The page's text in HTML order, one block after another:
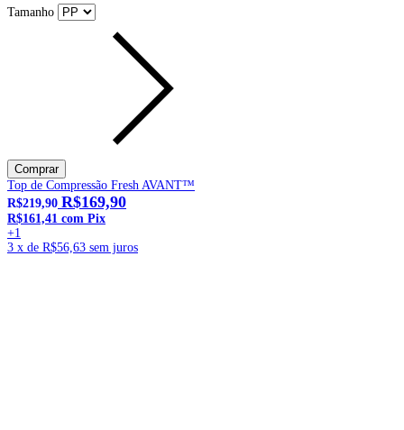
Tamanho
Top de Compressão Fresh AVANT™
R$219,90 R$169,90
R$161,41 com Pix
+1
3 x de R$56,63 sem juros